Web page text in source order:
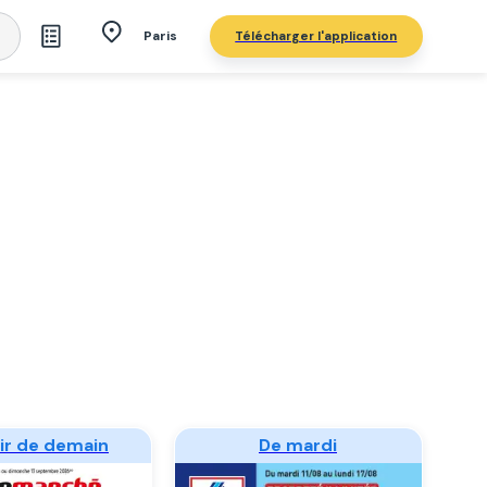
Paris Télécharger l'application